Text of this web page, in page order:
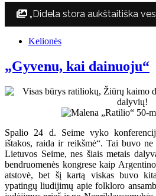
„Didela stora aukštaitiška
Kelionės
„Gyvenu, kai dainuoju“
Spalio 24 d. Seime vyko
ištakos, raida ir reikšmė“. Tai buvo ne
Lietuvos Seime, nes šiais metais
bendruomenės kongrese kaip
atstovė, bet šį kartą viskas buvo
ypatingų liudijimų apie folkloro